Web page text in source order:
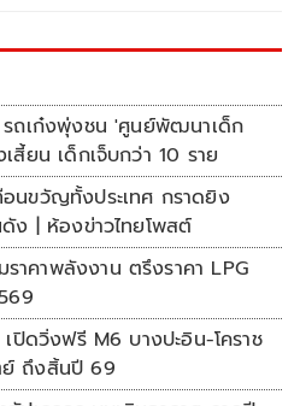
รถเก๋งพุ่งชน 'ศูนย์พัฒนาเด็ก
สี้ยน เด็กเจ็บกว่า 10 ราย
อนขวัญทั้งประเทศ กราดยิง
ดัง | ห้องข่าวไทยโพสต์
าคาพลังงาน ตรึงราคา LPG
ปิดวิ่งฟรี M6 บางปะอิน-โคราช
ถึงสิ้นปี 69